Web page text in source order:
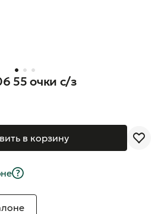
55 очки с/з
в корзину